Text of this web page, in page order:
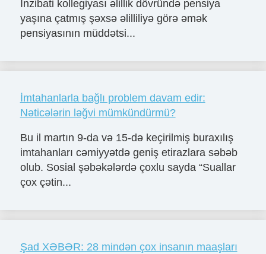
İnzibati kollegiyası əlillik dövründə pensiya
yaşına çatmış şəxsə əlilliliyə görə əmək
pensiyasının müddətsi...
İmtahanlarla bağlı problem davam edir:
Nəticələrin ləğvi mümkündürmü?
Bu il martın 9-da və 15-də keçirilmiş buraxılış
imtahanları cəmiyyətdə geniş etirazlara səbəb
olub. Sosial şəbəkələrdə çoxlu sayda “Suallar
çox çətin...
Şad XƏBƏR: 28 mindən çox insanın maaşları